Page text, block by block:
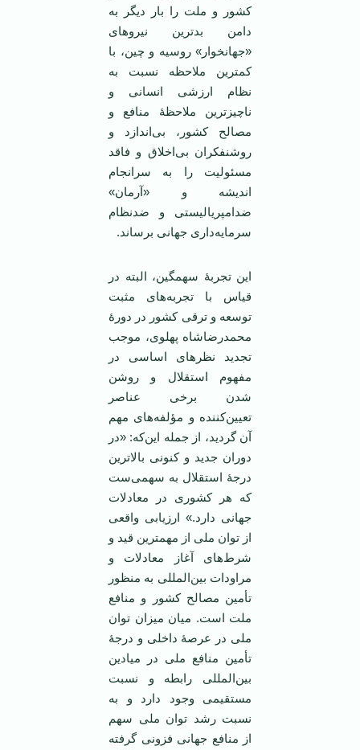
کشور و ملت را بار دیگر به
دامن بدترین نیروهای
«جهانخوار» روسیه و چین، با
کمترین ملاحظه نسبت به
نظام ارزشی انسانی و
ناچیزترین ملاحظۀ منافع و
مصالح کشور، بی‌اندازد و
روشنفکران بی‌اخلاق و فاقد
مسئولیت را به سرانجام
اندیشه و «آرمان»
ضدامپریالیستی و ضدنظام
سرمایه‌داری جهانی برساند.
این تجربۀ سهمگین، البته در
قیاس با تجربه‌های مثبت
توسعه و ترقی کشور در دورۀ
محمدرضاشاه پهلوی، موجب
تجدید نظرهای اساسی در
مفهوم استقلال و روشن
شدن برخی عناصر
تعیین‌کننده و مؤلفه‌های مهم
آن گردید، از جمله این‌که: «در
دوران جدید و کنونی بالاترین
درجۀ استقلال به سهمی‌ست
که هر کشوری در معادلات
جهانی دارد.» ارزیابی واقعی
از توان ملی از مهمترین قید و
شرط‌های آغاز معادلات و
مراودات بین‌المللی به منظور
تأمین مصالح کشور و منافع
ملت ا‌ست. میان میزان توان
ملی در عرصۀ داخلی و درجۀ
تأمین منافع ملی در میادین
بین‌المللی رابطه و نسبت
مستقیمی وجود دارد و به
نسبت رشد توان ملی سهم
از منافع جهانی فزونی گرفته